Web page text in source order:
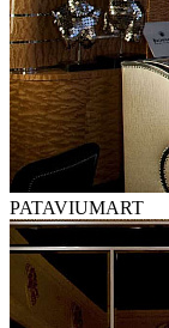
PATAVIUMART